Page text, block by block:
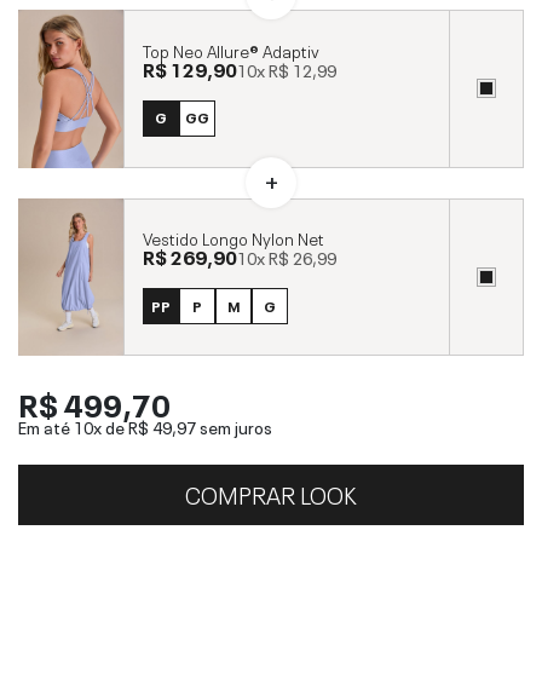
Top Neo Allure® Adaptiv
R$ 129,9010xR$ 12,99
G GG
Vestido Longo Nylon Net
R$ 269,9010xR$ 26,99
PP P M G
R$ 499,70
Em até 10x deR$ 49,97sem juros
COMPRAR LOOK